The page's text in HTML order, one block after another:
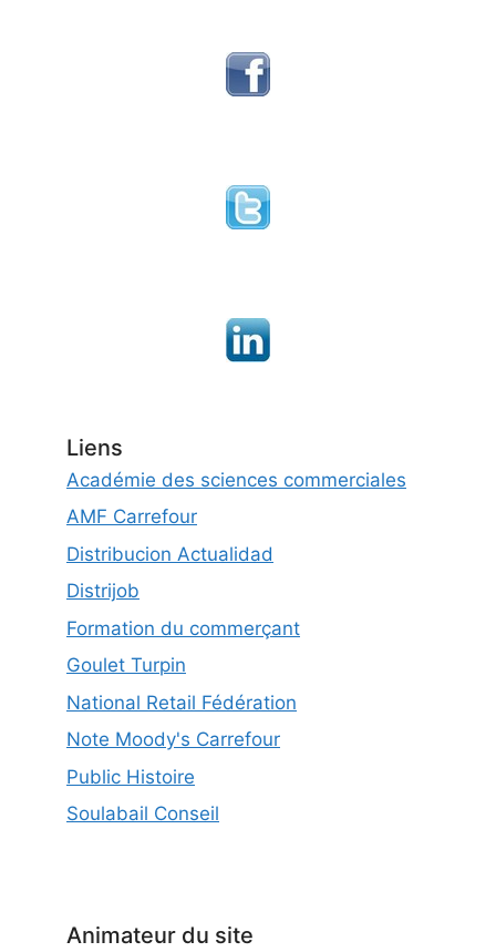
Liens
Académie des sciences commerciales
AMF Carrefour
Distribucion Actualidad
Distrijob
Formation du commerçant
Goulet Turpin
National Retail Fédération
Note Moody's Carrefour
Public Histoire
Soulabail Conseil
Animateur du site